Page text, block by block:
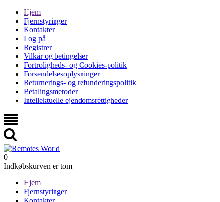
Hjem
Fjernstyringer
Kontakter
Log på
Registrer
Vilkår og betingelser
Fortroligheds- og Cookies-politik
Forsendelsesoplysninger
Returnerings- og refunderingspolitik
Betalingsmetoder
Intellektuelle ejendomsrettigheder
0
Indkøbskurven er tom
Hjem
Fjernstyringer
Kontakter